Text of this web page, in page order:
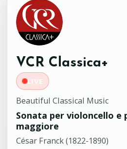
Parnassi Musici
15:37
'Komm, Heiliger
da caccia e organo
Dietrich Buxtehude
VCR Classica+
LIVE
Beautiful Classical Music
Sonata per violoncello e
maggiore
César Franck (1822-1890)